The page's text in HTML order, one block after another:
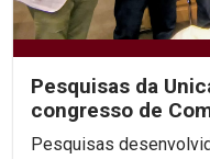
Pesquisas da
congresso de
Pesquisas